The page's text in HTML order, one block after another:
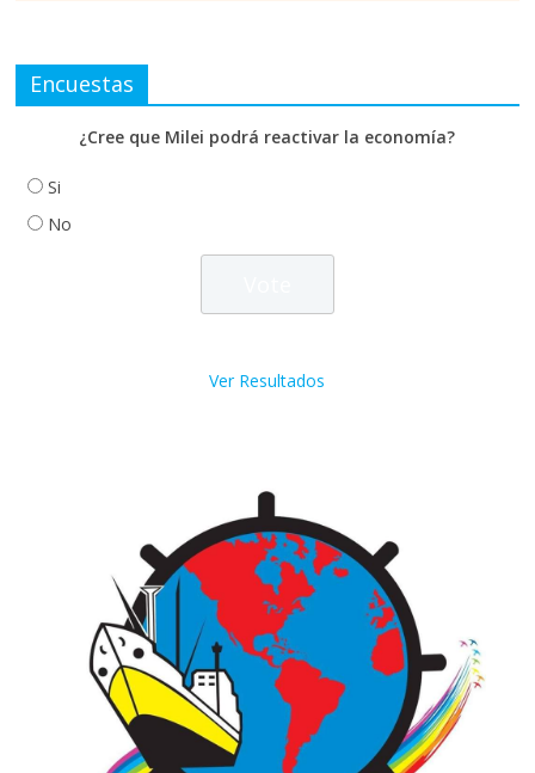
Encuestas
¿Cree que Milei podrá reactivar la economía?
Si
No
Ver Resultados